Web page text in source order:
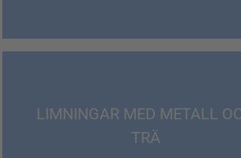
LIMNINGAR MED METALL
TRÄ